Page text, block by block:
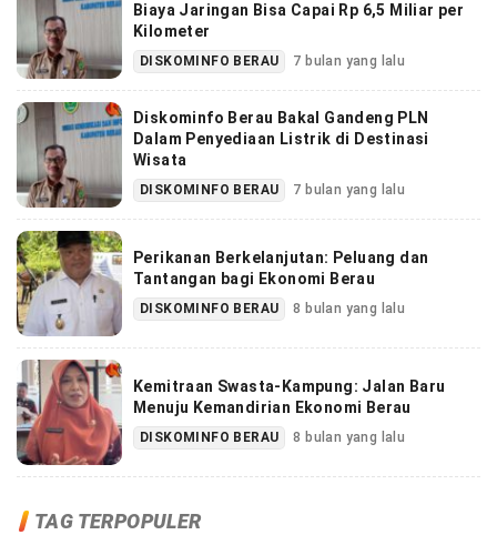
Biaya Jaringan Bisa Capai Rp 6,5 Miliar per
Kilometer
DISKOMINFO BERAU 7 bulan yang lalu
Diskominfo Berau Bakal Gandeng PLN
Dalam Penyediaan Listrik di Destinasi
Wisata
DISKOMINFO BERAU 7 bulan yang lalu
Perikanan Berkelanjutan: Peluang dan
Tantangan bagi Ekonomi Berau
DISKOMINFO BERAU 8 bulan yang lalu
Kemitraan Swasta-Kampung: Jalan Baru
Menuju Kemandirian Ekonomi Berau
DISKOMINFO BERAU 8 bulan yang lalu
TAG TERPOPULER